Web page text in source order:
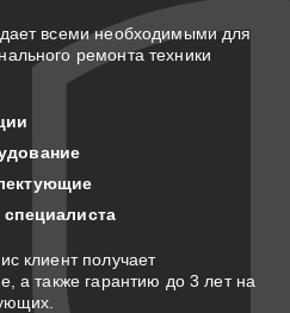
всеми необходимыми для
ремонта техники
клиент получает
а также гарантию до 3 лет на